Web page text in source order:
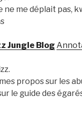
ne me déplait pas,
Jungle Blog
propos sur les
le guide des